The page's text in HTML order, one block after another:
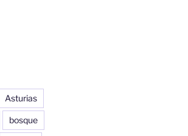
Asturias
bosque